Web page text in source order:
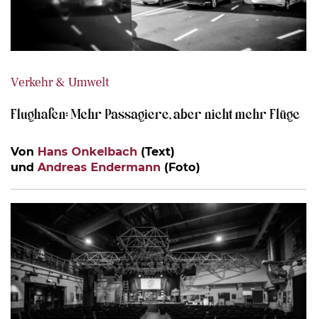
Verkehr & Umwelt
Flughafen: Mehr Passagiere, aber nicht mehr Flüge
Von Hans Onkelbach (Text)
und Andreas Endermann (Foto)